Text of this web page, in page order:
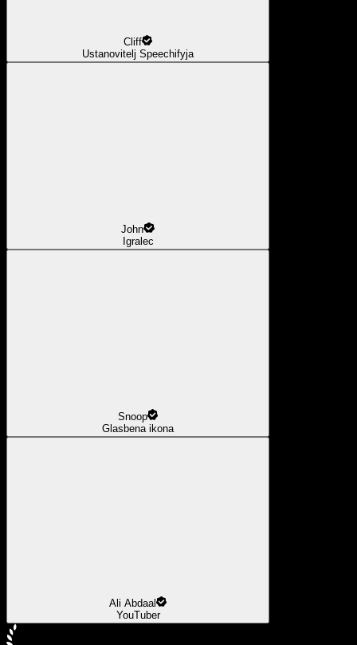
Cliff
Ustanovitelj Speechifyja
John
Igralec
Snoop
Glasbena ikona
Ali Abdaal
YouTuber